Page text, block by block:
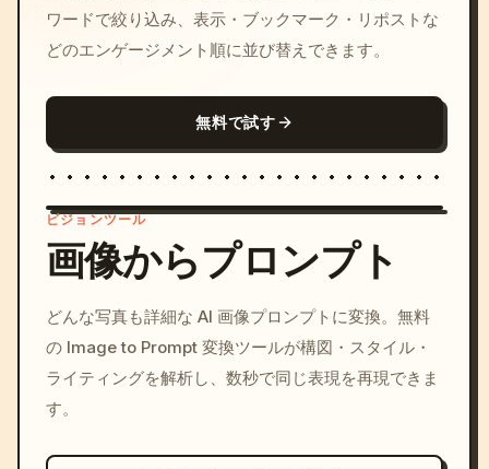
ワードで絞り込み、表示・ブックマーク・リポストな
どのエンゲージメント順に並び替えできます。
無料で試す
c, cyberpunk sunset, neon
colors, 8k --v 6.0
ビジョンツール
画像からプロンプト
どんな写真も詳細な AI 画像プロンプトに変換。無料
の Image to Prompt 変換ツールが構図・スタイル・
ライティングを解析し、数秒で同じ表現を再現できま
す。